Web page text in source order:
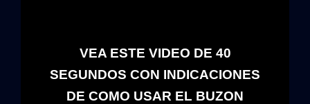
VEA ESTE VIDEO DE 40
SEGUNDOS CON INDICACIONES
DE COMO USAR EL BUZON